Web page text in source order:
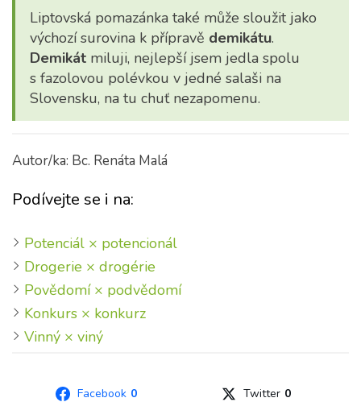
Liptovská pomazánka také může sloužit jako
výchozí surovina k přípravě demikátu.
Demikát miluji, nejlepší jsem jedla spolu
s fazolovou polévkou v jedné salaši na
Slovensku, na tu chuť nezapomenu.
Autor/ka: Bc. Renáta Malá
Podívejte se i na:
Potenciál × potencionál
Drogerie × drogérie
Povědomí × podvědomí
Konkurs × konkurz
Vinný × viný
Facebook 0 Twitter 0